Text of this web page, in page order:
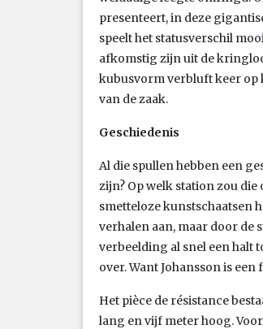
presenteert, in deze
speelt het statusverschil
afkomstig zijn uit de
kubusvorm verbluft keer op
van de zaak.
Geschiedenis
Al die spullen hebben een
zijn? Op welk station zou
smetteloze kunstschaatsen
verhalen aan, maar door
verbeelding al snel een halt
over. Want Johansson is
Het pièce de résistance
lang en vijf meter hoog.